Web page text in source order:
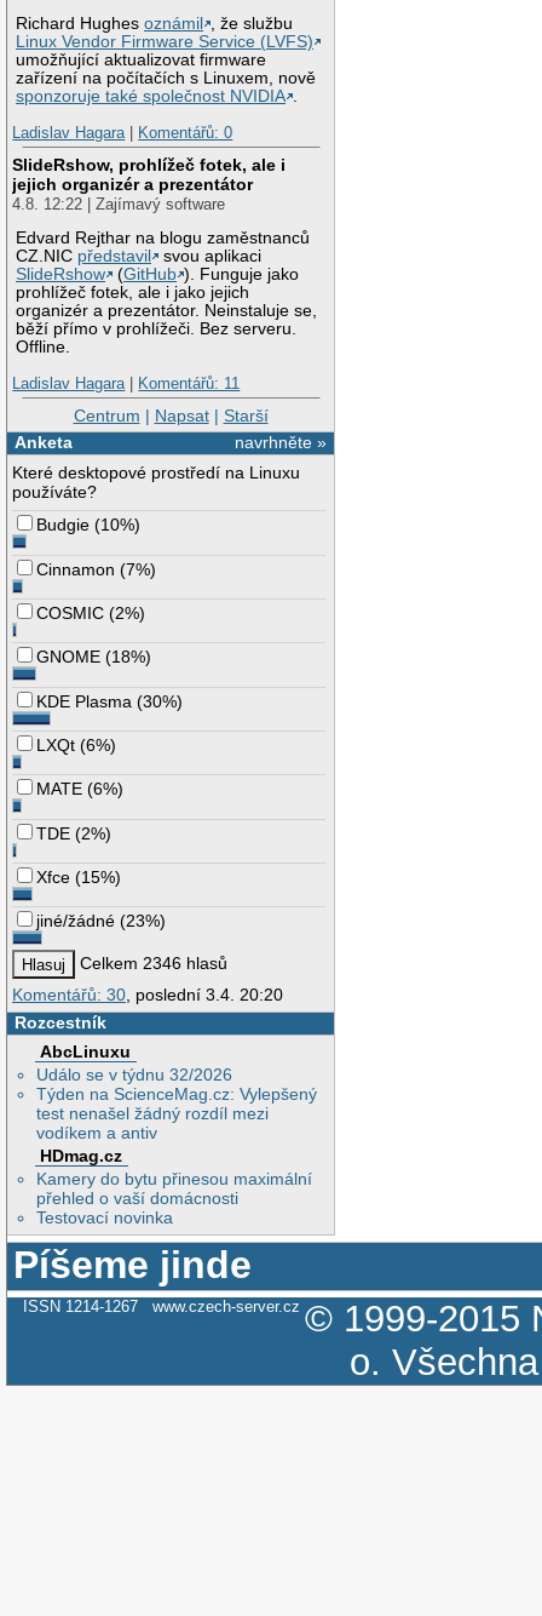
Richard Hughesoznámil
, že službu
Linux Vendor Firmware Service (LVFS)
umožňující aktualizovat firmware
zařízení na počítačích s Linuxem, nově
sponzoruje také společnost NVIDIA .
Ladislav Hagara| Komentářů: 0
SlideRshow, prohlížeč fotek, ale i
jejich organizér a prezentátor
4.8. 12:22 | Zajímavý software
Edvard Rejthar na blogu zaměstnanců
CZ.NIC představil
svou aplikaci
SlideRshow
(GitHub ). Funguje jako
prohlížeč fotek, ale i jako jejich
organizér a prezentátor. Neinstaluje se,
běží přímo v prohlížeči. Bez serveru.
Offline.
Ladislav Hagara| Komentářů: 11
Centrum | Napsat| Starší
navrhněte »
Anketa
Které desktopové prostředí na Linuxu
používáte?
Budgie (10%)
Cinnamon (7%)
COSMIC (2%)
GNOME (18%)
KDE Plasma (30%)
LXQt (6%)
MATE (6%)
TDE (2%)
Xfce (15%)
jiné/žádné (23%)
Celkem 2346 hlasů
Komentářů: 30 , poslední 3.4. 20:20
Rozcestník
AbcLinuxu
Událo se v týdnu 32/2026
Týden na ScienceMag.cz: Vylepšený
test nenašel žádný rozdíl mezi
vodíkem a antiv
HDmag.cz
Kamery do bytu přinesou maximální
přehled o vaší domácnosti
Testovací novinka
Píšeme jinde
ISSN 1214-1267 www.czech-server.cz © 1999-2015
o.